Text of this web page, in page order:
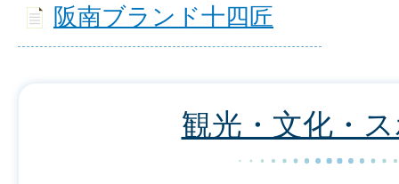
阪南ブランド十四匠
観光・文化・